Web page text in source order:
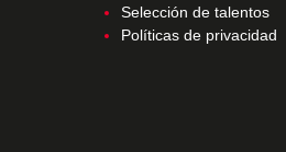
Selección de talentos
Políticas de privacidad